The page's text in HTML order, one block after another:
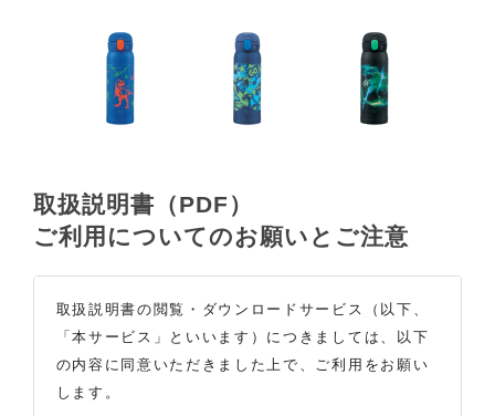
取扱説明書（PDF）
ご利用についてのお願いとご注意
取扱説明書の閲覧・ダウンロードサービス（以下、
「本サービス」といいます）につきましては、以下
の内容に同意いただきました上で、ご利用をお願い
します。